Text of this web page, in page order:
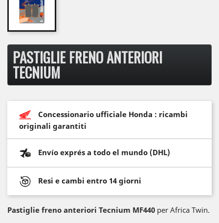
PASTIGLIE FRENO ANTERIORI
TECNIUM
Concessionario ufficiale Honda : ricambi
originali garantiti
Envío exprés a todo el mundo (DHL)
Resi e cambi entro 14 giorni
Pastiglie freno anteriori Tecnium MF440 per Africa Twin.